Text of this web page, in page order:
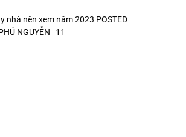
nhà nên xem năm 2023 POSTED
NGUYỄN 11